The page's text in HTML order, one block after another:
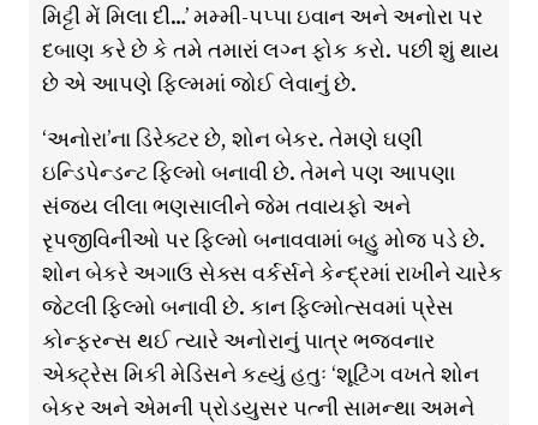
મિટ્ટી મેં મિલા દી…’ મમ્મી-પપ્પા ઇવાન અને અનોરા પર
દબાણ કરે છે કે તમે તમારાં લગ્ન ફોક કરો. પછી શું થાય
છે એ આપણે ફિલ્મમાં જોઈ લેવાનું છે.
‘અનોરા’ના ડિરેક્ટર છે, શોન બેકર. તેમણે ઘણી
ઇન્ડિપેન્ડન્ટ ફિલ્મો બનાવી છે. તેમને પણ આપણા
સંજય લીલા ભણસાલીને જેમ તવાયફો અને
રૃપજીવિનીઓ પર ફિલ્મો બનાવવામાં બહુ મોજ પડે છે.
શોન બેકરે અગાઉ સેક્સ વર્કર્સને કેન્દ્રમાં રાખીને ચારેક
જેટલી ફિલ્મો બનાવી છે. કાન ફિલ્મોત્સવમાં પ્રેસ
કોન્ફરન્સ થઈ ત્યારે અનોરાનું પાત્ર ભજવનાર
એક્ટ્રેસ મિકી મેડિસને કહ્યું હતુઃ ‘શૂટિંગ વખતે શોન
બેકર અને એમની પ્રોડયુસર પત્ની સામન્થા અમને